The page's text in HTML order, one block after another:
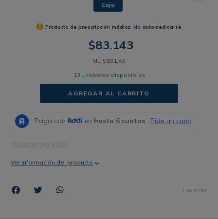
Caja
Producto de prescripción médica. No automedicarse
$83.143
ML $831 43
13 unidades disponibles
AGREGAR AL CARRITO
2023M0008747R2
Ver información del producto
Cód: 177162